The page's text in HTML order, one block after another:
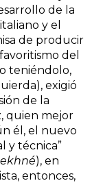
de la
y el
de producir
del
teniéndolo,
exigió
de la
quien mejor
él, el nuevo
y técnica”
), en
entonces,